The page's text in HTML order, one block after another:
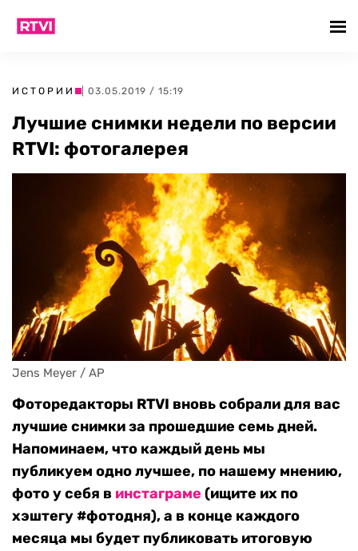
ИСТОРИИ | 03.05.2019 / 15:19
Лучшие снимки недели по версии
RTVI: фотогалерея
Jens Meyer / AP
Фоторедакторы RTVI вновь собрали для вас
лучшие снимки за прошедшие семь дней.
Напоминаем, что каждый день мы
публикуем одно лучшее, по нашему мнению,
фото у себя в инстаграме (ищите их по
хэштегу #фотодня), а в конце каждого
месяца мы будет публиковать итоговую